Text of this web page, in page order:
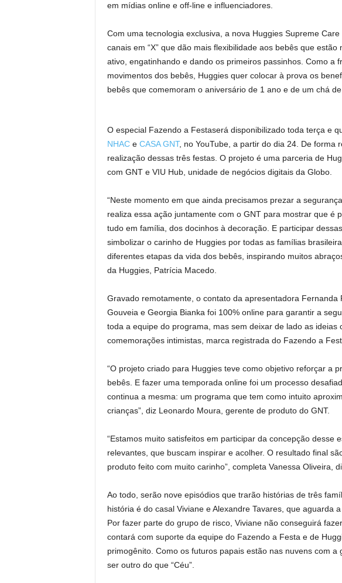
em mídias online e off-line e influenciadores.
Com uma tecnologia exclusiva, a nova Huggies Supreme
canais em “X” que dão mais flexibilidade aos bebês que
ativo, engatinhando e dando os primeiros passinhos. Como a
movimentos dos bebês, Huggies quer colocar à prova os
bebês que comemoram o aniversário de 1 ano e de um chá de
O especial Fazendo a Festaserá disponibilizado toda terça e
NHACe CASA GNT, no YouTube, a partir do dia 24. De forma
realização dessas três festas. O projeto é uma parceria de
com GNT e VIU Hub, unidade de negócios digitais da Globo.
“Neste momento em que ainda precisamos prezar a
realiza essa ação juntamente com o GNT para mostrar que é
tudo em família, dos docinhos à decoração. E participar
simbolizar o carinho de Huggies por todas as famílias
diferentes etapas da vida dos bebês, inspirando muitos
da Huggies, Patrícia Macedo.
Gravado remotamente, o contato da apresentadora Fernanda
Gouveia e Georgia Bianka foi 100% online para garantir a
toda a equipe do programa, mas sem deixar de lado as ideias
comemorações intimistas, marca registrada do Fazendo a
“O projeto criado para Huggies teve como objetivo reforçar a
bebês. E fazer uma temporada online foi um processo
continua a mesma: um programa que tem como intuito
crianças”, diz Leonardo Moura, gerente de produto do GNT.
“Estamos muito satisfeitos em participar da concepção desse
relevantes, que buscam inspirar e acolher. O resultado final
produto feito com muito carinho”, completa Vanessa Oliveira,
Ao todo, serão nove episódios que trarão histórias de três
história é do casal Viviane e Alexandre Tavares, que aguarda
Por fazer parte do grupo de risco, Viviane não conseguirá
contará com suporte da equipe do Fazendo a Festa e de
primogênito. Como os futuros papais estão nas nuvens com
ser outro do que “Céu”.